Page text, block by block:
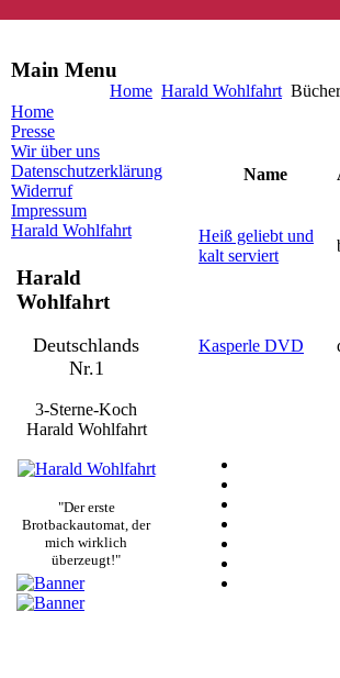
Home Harald Wohlfahrt Bücher
Main Menu
Home
Presse
Wir über uns
Datenschutzerklärung
Widerruf
Impressum
Harald Wohlfahrt
Harald
Wohlfahrt
Deutschlands
Nr.1
3-Sterne-Koch
Harald Wohlfahrt
"Der erste
Brotbackautomat, der
mich wirklich
überzeugt!"
Name
Heiß geliebt und
kalt serviert
Kasperle DVD